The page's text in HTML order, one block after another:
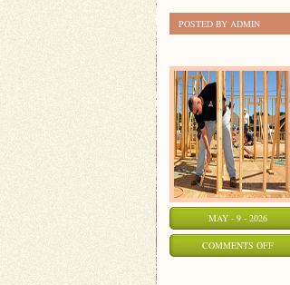
POSTED BY ADMIN
MAY - 9 - 2026
COMMENTS OFFON